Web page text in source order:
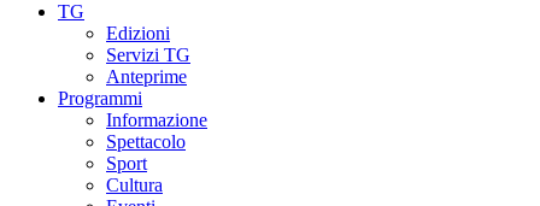
TG
Edizioni
Servizi TG
Anteprime
Programmi
Informazione
Spettacolo
Sport
Cultura